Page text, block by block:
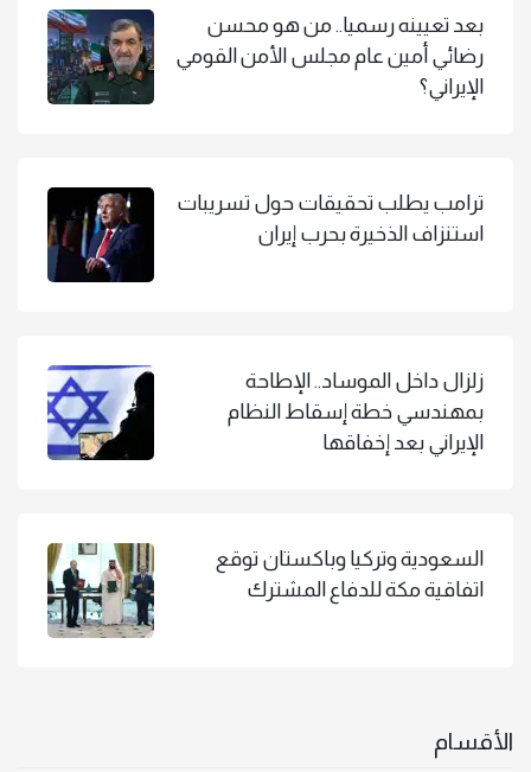
بعد تعيينه رسميا.. من هو محسن
رضائي أمين عام مجلس الأمن القومي
الإيراني؟
ترامب يطلب تحقيقات حول تسريبات
استنزاف الذخيرة بحرب إيران
زلزال داخل الموساد.. الإطاحة
بمهندسي خطة إسقاط النظام
الإيراني بعد إخفاقها
السعودية وتركيا وباكستان توقع
اتفاقية مكة للدفاع المشترك
الأقسام